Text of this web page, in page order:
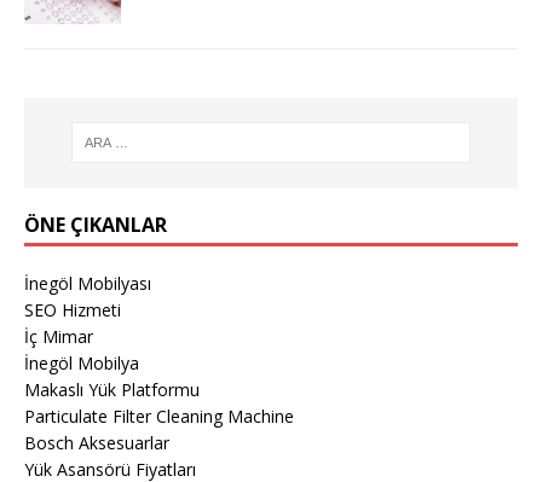
ÖNE ÇIKANLAR
İnegöl Mobilyası
SEO Hizmeti
İç Mimar
İnegöl Mobilya
Makaslı Yük Platformu
Particulate Filter Cleaning Machine
Bosch Aksesuarlar
Yük Asansörü Fiyatları